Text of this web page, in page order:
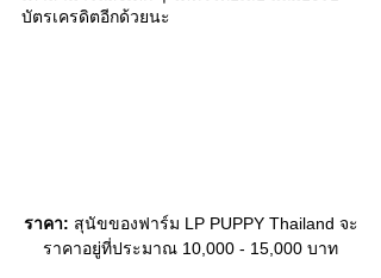
บัตรเครดิตอีกด้วยนะ
ราคา: สุนัขของฟาร์ม LP PUPPY Thailand จะ
ราคาอยู่ที่ประมาณ 10,000 - 15,000 บาท